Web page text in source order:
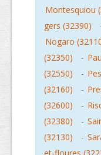
Montesquiou
gers (32390)
Nogaro
(32350)
-
(32550)
-
(32160)
-
(32600)
-
(32380)
-
(32130)
-